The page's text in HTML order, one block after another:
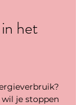
het
je stoppen